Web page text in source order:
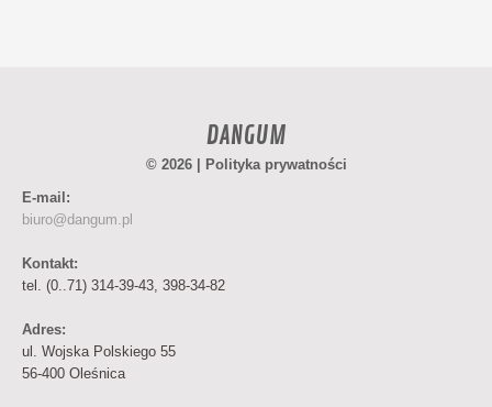
DANGUM
© 2026 |
Polityka prywatności
E-mail:
biuro@dangum.pl
Kontakt:
tel. (0..71) 314-39-43, 398-34-82
Adres:
ul. Wojska Polskiego 55
56-400 Oleśnica